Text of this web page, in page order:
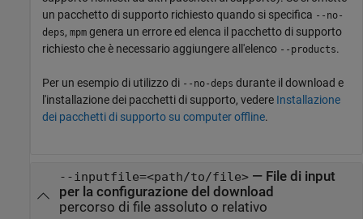
un pacchetto di supporto richiesto quando si specifica --no-
deps, mpm genera un errore ed elenca il pacchetto di supporto
richiesto che è necessario aggiungere all'elenco --products.
Per un esempio di utilizzo di --no-deps durante il download e
l'installazione dei pacchetti di supporto, vedere Installazione
dei pacchetti di supporto su computer offline.
--inputfile=<path/to/file>— File di input
per la configurazione del download
percorso di file assoluto o relativo